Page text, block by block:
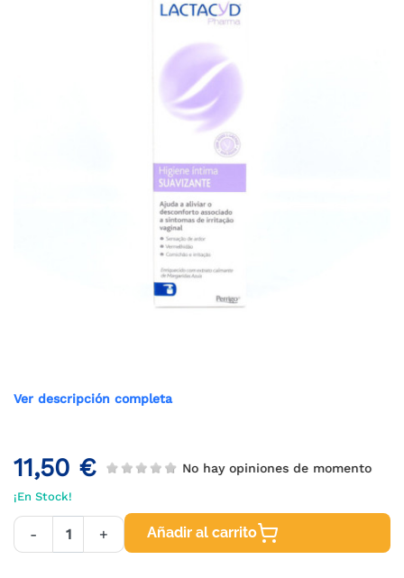
Ver descripción completa
11,50 € No hay opiniones de momento
¡En Stock!
- + Añadir al carrito